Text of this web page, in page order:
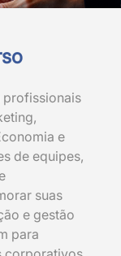
profissionais
e
de equipes,
suas
e gestão
para